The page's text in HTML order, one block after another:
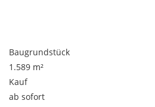
Baugrundstück
1.589 m²
Kauf
ab sofort